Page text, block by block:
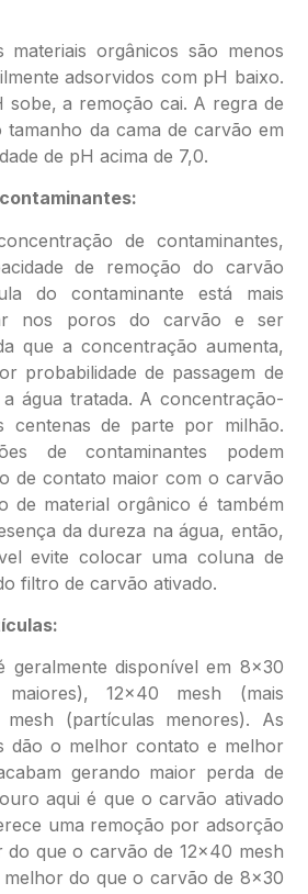
orgânicos são menos
adsorvidos com pH baixo.
sobe, a remoção cai. A regra de
da cama de carvão em
de pH acima de 7,0.
de contaminantes,
de remoção do carvão
do contaminante está mais
nos poros do carvão e ser
que a concentração aumenta,
probabilidade de passagem de
água tratada. A concentração-
centenas de parte por milhão.
de contaminantes podem
de contato maior com o carvão
de material orgânico é também
da dureza na água, então,
evite colocar uma coluna de
filtro de carvão ativado.
geralmente disponível em 8×30
maiores), 12×40 mesh (mais
(partículas menores). As
dão o melhor contato e melhor
gerando maior perda de
aqui é que o carvão ativado
uma remoção por adsorção
do que o carvão de 12×40 mesh
melhor do que o carvão de 8×30